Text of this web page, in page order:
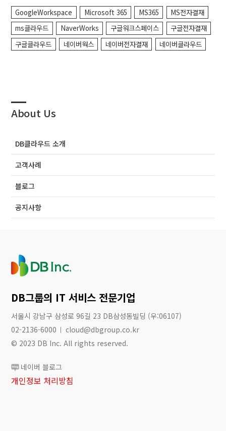
GoogleWorkspace Microsoft 365 MS365
MS전자결재
ms클라우드
NaverWorks 구글워크스페이스
구글전자결재
구글클라우드
네이버웍스 네이버전자결재 네이버클라우드
About Us
DB클라우드 소개
고객사례
블로그
공지사항
DB그룹의 IT 서비스 전문기업
서울시 강남구 삼성로 96길 23 DB삼성동빌딩 (우:06107)
02-2136-6000
cloud@dbgroup.co.kr
© 2023 DB Inc. All rights reserved.
네이버 블로그
개인정보 처리방침